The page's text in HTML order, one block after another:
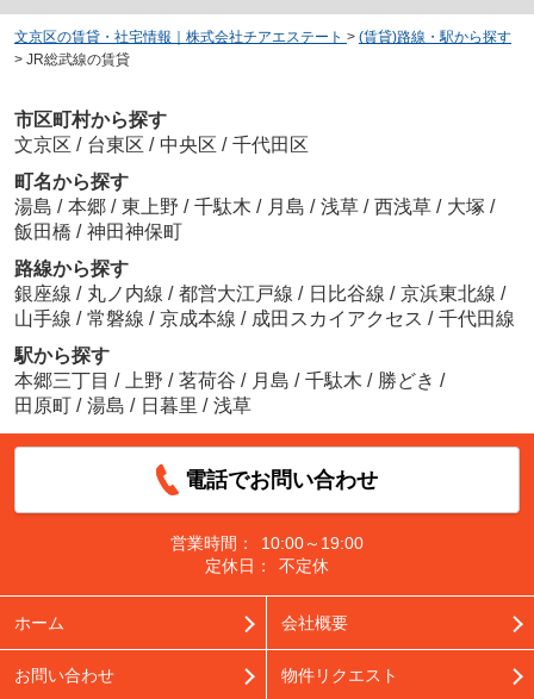
文京区の賃貸・社宅情報｜株式会社チアエステート > (賃貸)路線・駅から探す
> JR総武線の賃貸
市区町村から探す
文京区 / 台東区 / 中央区 / 千代田区
町名から探す
湯島 / 本郷 / 東上野 / 千駄木 / 月島 / 浅草 / 西浅草 / 大塚 /
飯田橋 / 神田神保町
路線から探す
銀座線 / 丸ノ内線 / 都営大江戸線 / 日比谷線 / 京浜東北線 /
山手線 / 常磐線 / 京成本線 / 成田スカイアクセス / 千代田線
駅から探す
本郷三丁目 / 上野 / 茗荷谷 / 月島 / 千駄木 / 勝どき /
田原町 / 湯島 / 日暮里 / 浅草
電話でお問い合わせ
営業時間：
10:00～19:00
定休日：
不定休
ホーム 会社概要
お問い合わせ 物件リクエスト